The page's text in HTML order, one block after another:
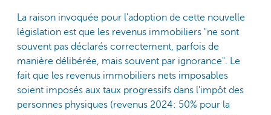
La raison invoquée pour l'adoption de cette nouvelle
législation est que les revenus immobiliers "ne sont
souvent pas déclarés correctement, parfois de
manière délibérée, mais souvent par ignorance". Le
fait que les revenus immobiliers nets imposables
soient imposés aux taux progressifs dans l'impôt des
personnes physiques (revenus 2024: 50% pour la